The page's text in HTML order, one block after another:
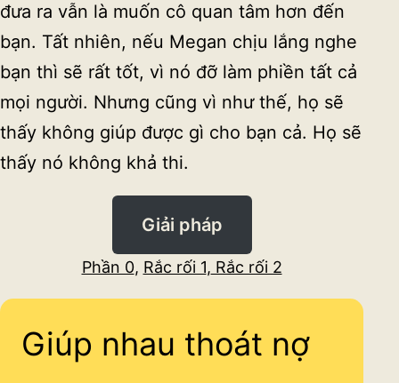
đưa ra vẫn là muốn cô quan tâm hơn đến
bạn. Tất nhiên, nếu Megan chịu lắng nghe
bạn thì sẽ rất tốt, vì nó đỡ làm phiền tất cả
mọi người. Nhưng cũng vì như thế, họ sẽ
thấy không giúp được gì cho bạn cả. Họ sẽ
thấy nó không khả thi.
Giải pháp
Phần 0, Rắc rối 1, Rắc rối 2
Giúp nhau thoát nợ